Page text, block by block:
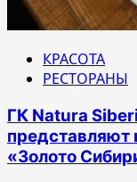
КРАСОТА
РЕСТОРАНЫ
ГК Natura
представляют
«Золото